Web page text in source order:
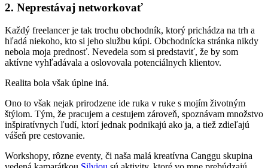
2. Neprestávaj networkovať
Každý freelancer je tak trochu obchodník, ktorý prichádza na trh a
hľadá niekoho, kto si jeho službu kúpi. Obchodnícka stránka nikdy
nebola moja prednosť. Nevedela som si predstaviť, že by som
aktívne vyhľadávala a oslovovala potenciálnych klientov.
Realita bola však úplne iná.
Ono to však nejak prirodzene ide ruka v ruke s mojím životným
štýlom. Tým, že pracujem a cestujem zároveň, spoznávam množstvo
inšpiratívnych ľudí, ktorí jednak podnikajú ako ja, a tiež zdieľajú
vášeň pre cestovanie.
Workshopy, rôzne eventy, či naša malá kreatívna Canggu skupina